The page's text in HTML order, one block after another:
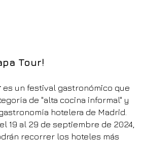
Tour!
es un festival gastronómico que
de "alta cocina informal" y
hotelera de Madrid.
19 al 29 de septiembre de 2024,
recorrer los hoteles más